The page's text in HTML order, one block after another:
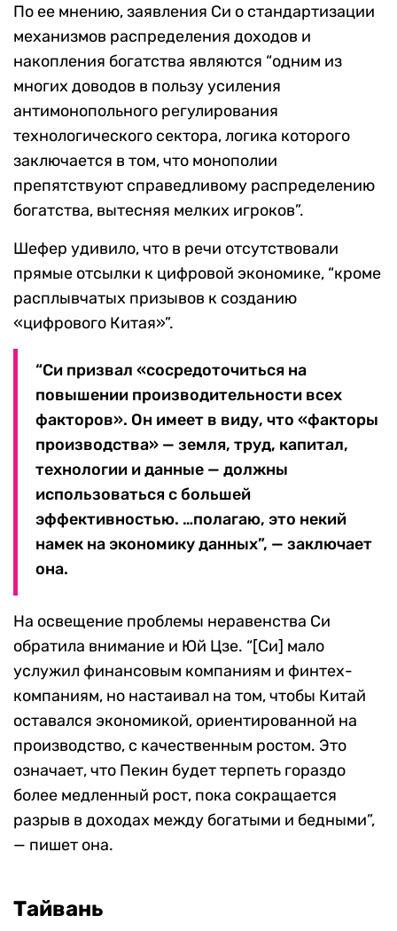
По ее мнению, заявления Си о стандартизации
механизмов распределения доходов и
накопления богатства являются “одним из
многих доводов в пользу усиления
антимонопольного регулирования
технологического сектора, логика которого
заключается в том, что монополии
препятствуют справедливому распределению
богатства, вытесняя мелких игроков”.
Шефер удивило, что в речи отсутствовали
прямые отсылки к цифровой экономике, “кроме
расплывчатых призывов к созданию
«цифрового Китая»”.
“Си призвал «сосредоточиться на
повышении производительности всех
факторов». Он имеет в виду, что «факторы
производства» — земля, труд, капитал,
технологии и данные — должны
использоваться с большей
эффективностью. …полагаю, это некий
намек на экономику данных”, — заключает
она.
На освещение проблемы неравенства Си
обратила внимание и Юй Цзе. “[Си] мало
услужил финансовым компаниям и финтех-
компаниям, но настаивал на том, чтобы Китай
оставался экономикой, ориентированной на
производство, с качественным ростом. Это
означает, что Пекин будет терпеть гораздо
более медленный рост, пока сокращается
разрыв в доходах между богатыми и бедными”,
— пишет она.
Тайвань